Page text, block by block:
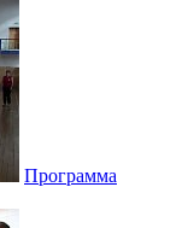
Программа